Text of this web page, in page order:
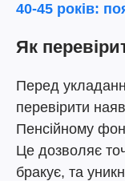
40-45 років:
Як
Перед
перевірити
Пенсійному
Це дозволяє
бракує, та